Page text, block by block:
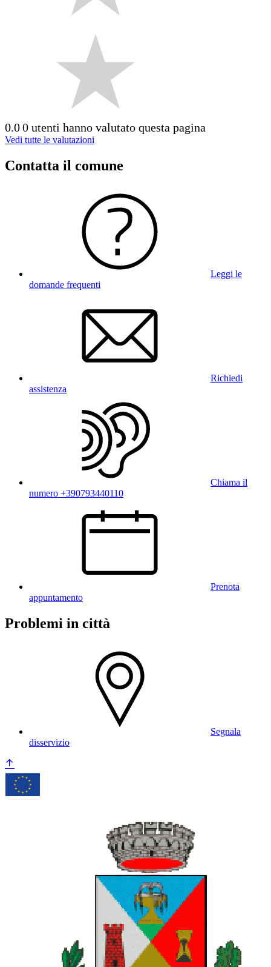
0.00 utenti hanno valutato questa pagina
Vedi tutte le valutazioni
Contatta il comune
Leggi le
domande frequenti
Richiedi
assistenza
Chiama il
numero +390793440110
Prenota
appuntamento
Problemi in città
Segnala
disservizio